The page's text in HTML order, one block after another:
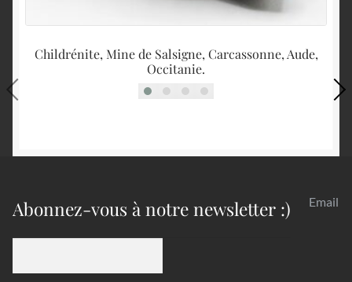
Childrénite, Mine de Salsigne, Carcassonne, Aude,
Occitanie.
Abonnez-vous à notre newsletter :) Email